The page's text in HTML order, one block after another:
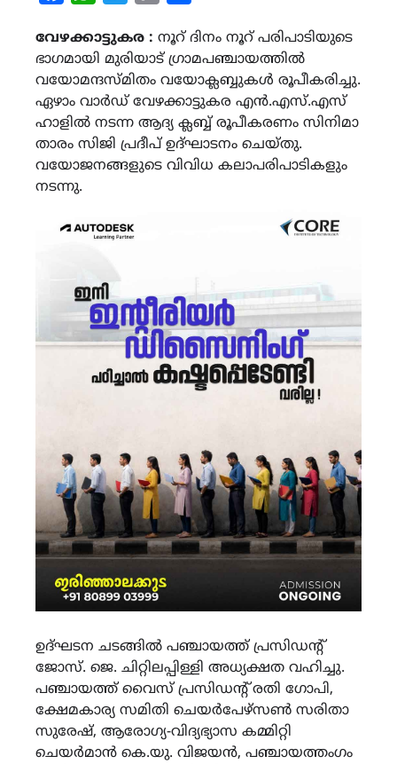
വേഴക്കാട്ടുകര : നൂറ് ദിനം നൂറ് പരിപാടിയുടെ
ഭാഗമായി മുരിയാട് ഗ്രാമപഞ്ചായത്തില്‍
വയോമന്ദസ്മിതം വയോക്ലബ്ബുകള്‍ രൂപീകരിച്ചു.
ഏഴാം വാര്‍ഡ് വേഴക്കാട്ടുകര എന്‍.എസ്.എസ്
ഹാളില്‍ നടന്ന ആദ്യ ക്ലബ്ബ് രൂപീകരണം സിനിമാ
താരം സിജി പ്രദീപ് ഉദ്ഘാടനം ചെയ്തു.
വയോജനങ്ങളുടെ വിവിധ കലാപരിപാടികളും
നടന്നു.
ഉദ്ഘടന ചടങ്ങില്‍ പഞ്ചായത്ത് പ്രസിഡന്റ്
ജോസ്. ജെ. ചിറ്റിലപ്പിള്ളി അധ്യക്ഷത വഹിച്ചു.
പഞ്ചായത്ത് വൈസ് പ്രസിഡന്റ് രതി ഗോപി,
ക്ഷേമകാര്യ സമിതി ചെയര്‍പേഴ്‌സണ്‍ സരിതാ
സുരേഷ്, ആരോഗ്യ-വിദ്യഭ്യാസ കമ്മിറ്റി
ചെയര്‍മാന്‍ കെ.യു. വിജയന്‍, പഞ്ചായത്തംഗം